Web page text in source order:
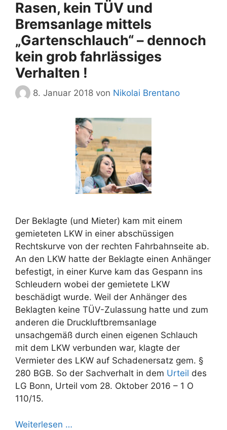
Rasen, kein TÜV und
Bremsanlage mittels
„Gartenschlauch“ – dennoch
kein grob fahrlässiges
Verhalten !
8. Januar 2018 von Nikolai Brentano
Der Beklagte (und Mieter) kam mit einem
gemieteten LKW in einer abschüssigen
Rechtskurve von der rechten Fahrbahnseite ab.
An den LKW hatte der Beklagte einen Anhänger
befestigt, in einer Kurve kam das Gespann ins
Schleudern wobei der gemietete LKW
beschädigt wurde. Weil der Anhänger des
Beklagten keine TÜV-Zulassung hatte und zum
anderen die Druckluftbremsanlage
unsachgemäß durch einen eigenen Schlauch
mit dem LKW verbunden war, klagte der
Vermieter des LKW auf Schadenersatz gem. §
280 BGB. So der Sachverhalt in dem Urteil des
LG Bonn, Urteil vom 28. Oktober 2016 – 1 O
110/15.
Weiterlesen …